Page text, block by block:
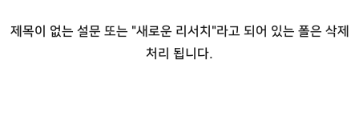
제목이 없는 설문 또는 "새로운 리서치"라고 되어 있는 폴은 삭제
처리 됩니다.